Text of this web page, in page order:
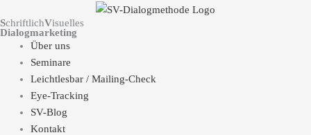
SchriftlichVisuelles
Dialogmarketing
Über uns
Seminare
Leichtlesbar / Mailing-Check
Eye-Tracking
SV-Blog
Kontakt